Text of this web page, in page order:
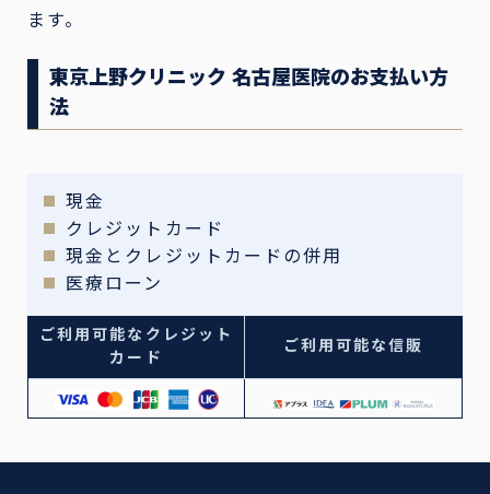
ます。
東京上野クリニック 名古屋医院のお支払い方
法
現金
クレジットカード
現金とクレジットカードの併用
医療ローン
ご利用可能なクレジット
カード
ご利用可能な信販